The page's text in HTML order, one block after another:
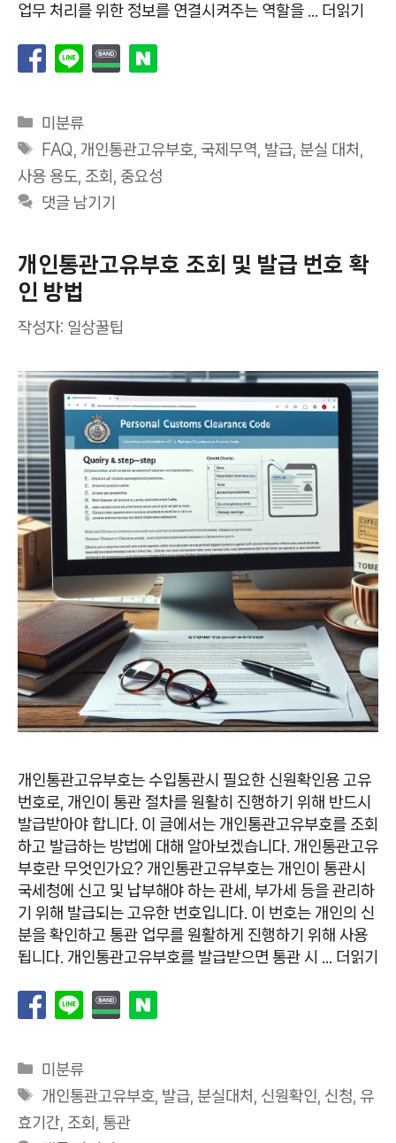
업무 처리를 위한 정보를 연결시켜주는 역할을 …
더읽기
카
테
리
미분류
태
그
FAQ 개인통관고유부호 국제무역 발급 분실 대처
사용 용도
조회
중요성
댓글 남기기
개인통관고유부호 조회 및 발급 번호 확
인 방법
작성자: 일상꿀팁
개인통관고유부호는 수입통관시 필요한 신원확인용 고유
번호로, 개인이 통관 절차를 원활히 진행하기 위해 반드시
발급받아야 합니다. 이 글에서는 개인통관고유부호를 조회
하고 발급하는 방법에 대해 알아보겠습니다. 개인통관고유
부호란 무엇인가요? 개인통관고유부호는 개인이 통관시
국세청에 신고 및 납부해야 하는 관세, 부가세 등을 관리하
기 위해 발급되는 고유한 번호입니다. 이 번호는 개인의 신
분을 확인하고 통관 업무를 원활하게 진행하기 위해 사용
됩니다. 개인통관고유부호를 발급받으면 통관 시 …
더읽기
카
테
리
미분류
태
그
개인통관고유부호 발급 분실대처 신원확인 신청 ,유
효기간 조회
통관